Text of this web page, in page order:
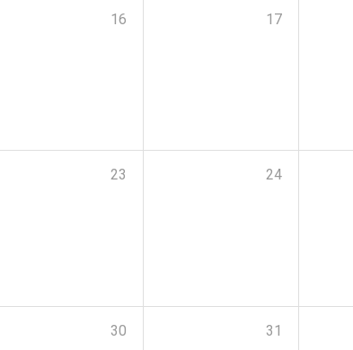
16 17
23 24
30 31